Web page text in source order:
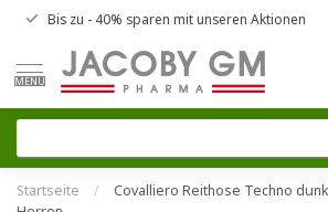
Bis zu - 40% sparen mit unseren Aktionen
MENU
Startseite /
Covalliero Reithose Techno